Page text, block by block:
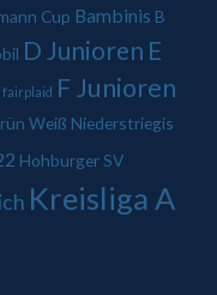
Cup Bambinis B
D Junioren E
fairplaid F Junioren
Weiß Niederstriegis
Hohburger SV
Kreisliga A